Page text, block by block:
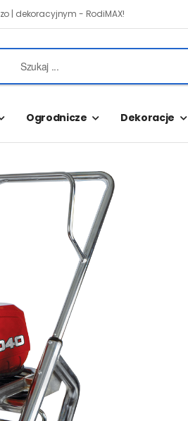
| dekoracyjnym - RodiMAX!
Ogrodnicze Dekoracje